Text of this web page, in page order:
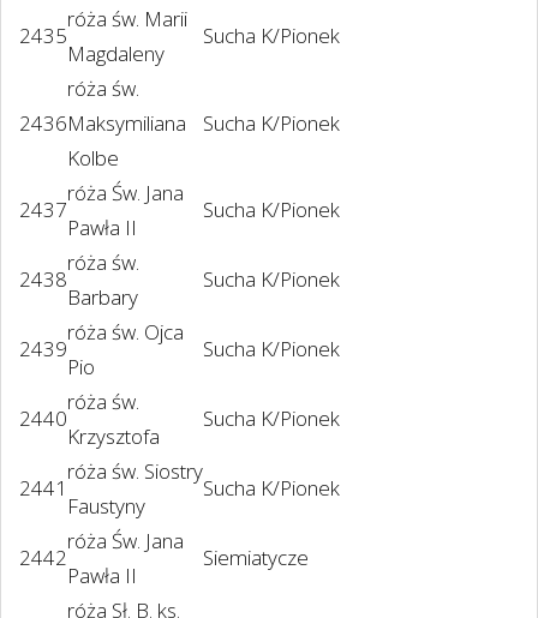
2435
róża św. Marii
Magdaleny
Sucha K/Pionek
2436
róża św.
Maksymiliana
Kolbe
Sucha K/Pionek
2437
róża Św. Jana
Pawła II
Sucha K/Pionek
2438
róża św.
Barbary
Sucha K/Pionek
2439
róża św. Ojca
Pio
Sucha K/Pionek
2440
róża św.
Krzysztofa
Sucha K/Pionek
2441
róża św. Siostry
Faustyny
Sucha K/Pionek
2442
róża Św. Jana
Pawła II
Siemiatycze
róża Sł. B. ks.